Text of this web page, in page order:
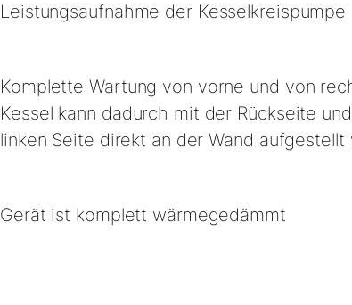
Leistungsaufnahme der Kesselkreispumpe
Komplette Wartung von vorne und von
Kessel kann dadurch mit der Rückseite
linken Seite direkt an der Wand aufgestellt
Gerät ist komplett wärmegedämmt